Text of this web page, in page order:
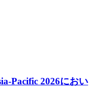
Pacific 2026におい